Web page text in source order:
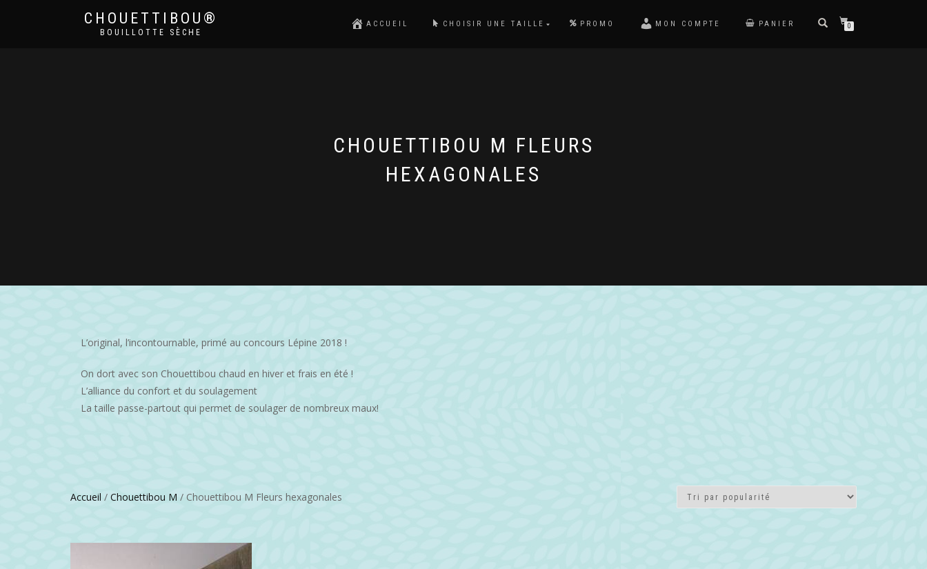
CHOUETTIBOU®
BOUILLOTTE SÈCHE
ACCUEIL CHOISIR UNE TAILLE PROMO MON COMPTE PANIER 0
CHOUETTIBOU M FLEURS
HEXAGONALES
L’original, l’incontournable, primé au concours Lépine 2018 !
On dort avec son Chouettibou chaud en hiver et frais en été !
L’alliance du confort et du soulagement
La taille passe-partout qui permet de soulager de nombreux maux!
Accueil / Chouettibou M / Chouettibou M Fleurs hexagonales